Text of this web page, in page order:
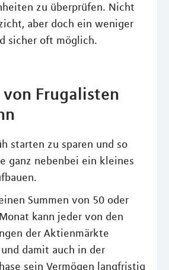
zu überprüfen. Nicht
aber doch ein weniger
sicher oft möglich.
von Frugalisten
starten zu sparen und so
ganz nebenbei ein kleines
Summen von 50 oder
kann jeder von den
der Aktienmärkte
damit auch in der
sein Vermögen langfristig